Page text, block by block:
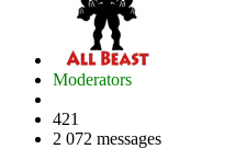
Moderators
421
2 072 messages